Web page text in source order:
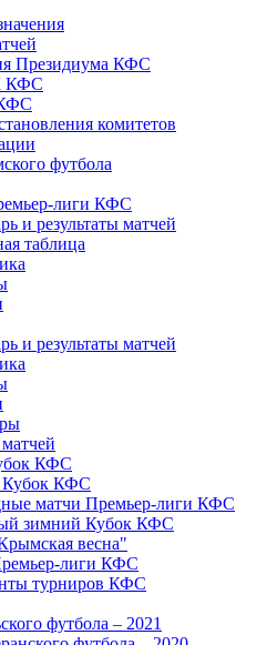
Президиума КФС
КФС
комитетов
футбола
лиги КФС
и результаты матчей
таблица
и результаты матчей
КФС
КФС
матчи Премьер-лиги КФС
зимний Кубок КФС
весна"
лиги КФС
турниров КФС
футбола – 2021